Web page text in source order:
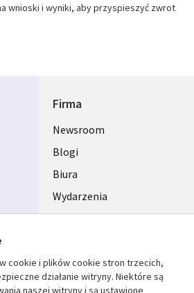
wnioski i wyniki, aby przyspieszyć zwrot
Firma
Useful
links
SECTIONS
POLSKA
Newsroom
Blogi
Biura
Wydarzenia
cookie i plików cookie stron trzecich,
działanie witryny. Niektóre są
naszej witryny i są ustawione